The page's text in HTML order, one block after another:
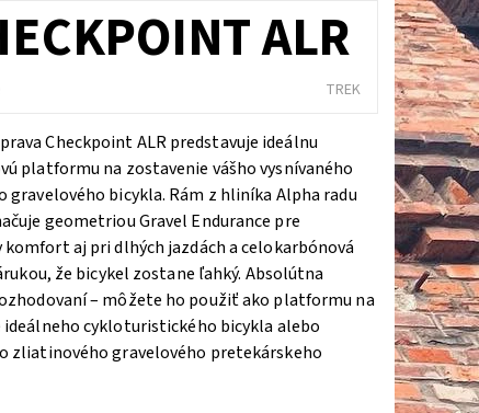
ALR
TREK
Checkpoint ALR predstavuje ideálnu
platformu na zostavenie vášho vysnívaného
gravelového bicykla. Rám z hliníka Alpha radu
geometriou Gravel Endurance pre
aj pri dlhých jazdách a celokarbónová
že bicykel zostane ľahký. Absolútna
– môžete ho použiť ako platformu na
ideálneho cykloturistického bicykla alebo
zliatinového gravelového pretekárskeho